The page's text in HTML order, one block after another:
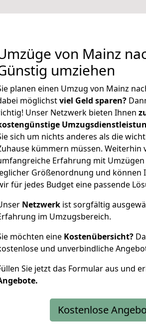
von Mainz
umziehen
planen einen Umzug von Mainz
möglichstviel Geld sparen?
Unser Netzwerk bieten Ihnen
sich um nichts anderes als die
kümmern müssen.
Erfahrung mit
Größenordnung und können
für jedes Budget eine passende
Netzwerk ist sorgfältig
im Umzugsbereich.
möchten eine Kostenübersicht?
und unverbindliche
Sie jetzt das Formular aus und
Kostenlose